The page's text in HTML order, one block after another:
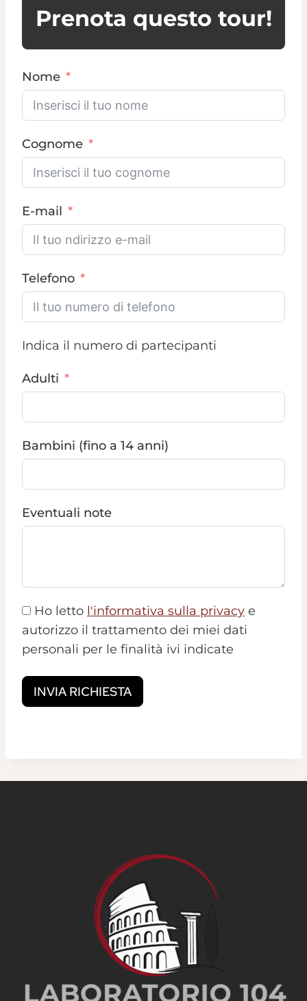
Prenota questo tour!
Nome
Cognome
E-mail
Telefono
Indica il numero di partecipanti
Adulti
Bambini (fino a 14 anni)
Eventuali note
Ho letto l'informativa sulla privacy e
autorizzo il trattamento dei miei dati
personali per le finalità ivi indicate
INVIA RICHIESTA